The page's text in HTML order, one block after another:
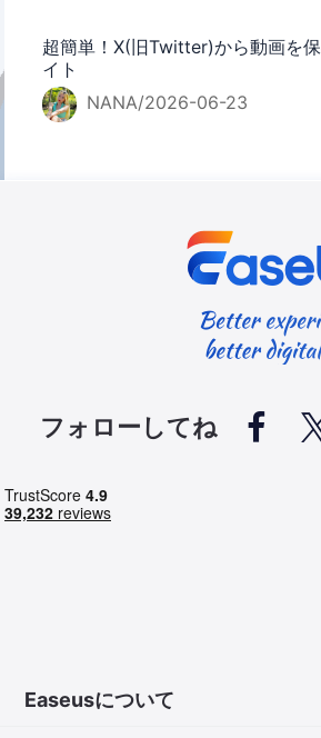
超簡単！X(旧Twitter)から動画を
イト
NANA/2026-06-23
フォローしてね 
Easeusについて